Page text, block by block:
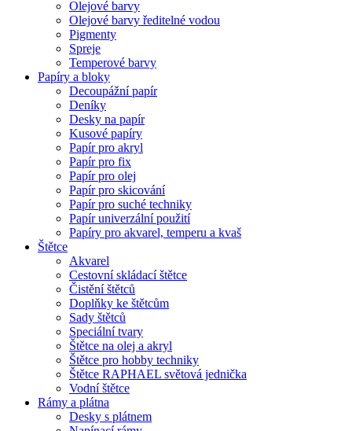
Olejové barvy
Olejové barvy ředitelné vodou
Pigmenty
Spreje
Temperové barvy
Papíry a bloky
Decoupážní papír
Deníky
Desky na papír
Kusové papíry
Papír pro akryl
Papír pro fix
Papír pro olej
Papír pro skicování
Papír pro suché techniky
Papír univerzální použití
Papíry pro akvarel, temperu a kvaš
Štětce
Akvarel
Cestovní skládací štětce
Čistění štětců
Doplňky ke štětcům
Sady štětců
Speciální tvary
Štětce na olej a akryl
Štětce pro hobby techniky
Štětce RAPHAEL světová jednička
Vodní štětce
Rámy a plátna
Desky s plátnem